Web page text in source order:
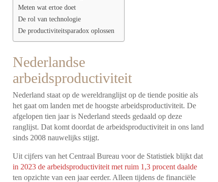
Meten wat ertoe doet
De rol van technologie
De productiviteitsparadox oplossen
Nederlandse
arbeidsproductiviteit
Nederland staat op de wereldranglijst op de tiende positie als
het gaat om landen met de hoogste arbeidsproductiviteit. De
afgelopen tien jaar is Nederland steeds gedaald op deze
ranglijst. Dat komt doordat de arbeidsproductiviteit in ons land
sinds 2008 nauwelijks stijgt.
Uit cijfers van het Centraal Bureau voor de Statistiek blijkt dat
in 2023 de arbeidsproductiviteit met ruim 1,3 procent daalde
ten opzichte van een jaar eerder. Alleen tijdens de financiële